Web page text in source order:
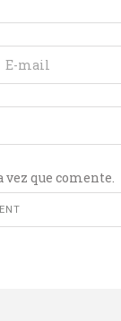
que comente.